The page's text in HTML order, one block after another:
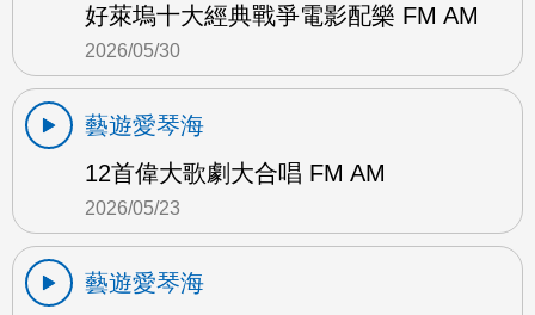
好萊塢十大經典戰爭電影配樂 FM AM
2026/05/30
藝遊愛琴海
12首偉大歌劇大合唱 FM AM
2026/05/23
藝遊愛琴海